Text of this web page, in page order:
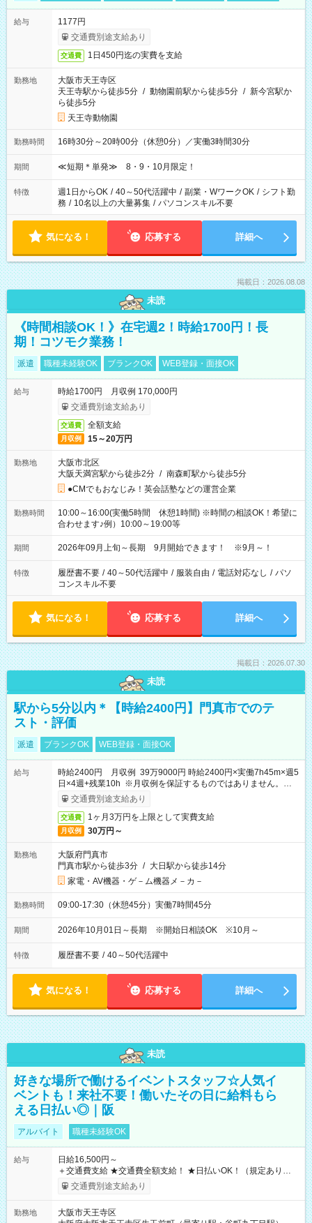
給与
1177円
交通費別途支給あり
交通費 1日450円迄の実費を支給
勤務地
大阪市天王寺区
天王寺駅から徒歩5分 / 動物園前駅から徒歩5分 / 新今宮駅か
ら徒歩5分
天王寺動物園
勤務時間 16時30分～20時00分（休憩0分）／実働3時間30分
期間 ≪短期＊単発≫ 8・9・10月限定！
特徴 週1日からOK / 40～50代活躍中 / 副業・WワークOK / シフト勤
務 / 10名以上の大量募集 / パソコンスキル不要
気になる！ 応募する 詳細へ
掲載日：2026.08.08
未読
《時間相談OK！》在宅週2！時給1700円！長
期！コツモク業務！
派遣 職種未経験OK ブランクOK WEB登録・面接OK
給与
時給1700円 月収例 170,000円
交通費別途支給あり
交通費 全額支給
月収例 15～20万円
勤務地
大阪市北区
大阪天満宮駅から徒歩2分 / 南森町駅から徒歩5分
●CMでもおなじみ！英会話塾などの運営企業
勤務時間
10:00～16:00(実働5時間 休憩1時間) ※時間の相談OK！希望に
合わせます♪例）10:00～19:00等
期間 2026年09月上旬～長期 9月開始できます！ ※9月～！
特徴 履歴書不要 / 40～50代活躍中 / 服装自由 / 電話対応なし / パソ
コンスキル不要
気になる！ 応募する 詳細へ
掲載日：2026.07.30
未読
駅から5分以内＊【時給2400円】門真市でのテ
スト・評価
派遣 ブランクOK WEB登録・面接OK
給与
時給2400円 月収例 39万9000円 時給2400円×実働7h45m×週5
日×4週+残業10h ※月収例を保証するものではありません。※給
与即受取りサービス利用可（利用条件有）
交通費別途支給あり
交通費 1ヶ月3万円を上限として実費支給
月収例 30万円～
勤務地
大阪府門真市
門真市駅から徒歩3分 / 大日駅から徒歩14分
家電・AV機器・ゲ－ム機器メ－カ－
勤務時間 09:00-17:30（休憩45分）実働7時間45分
期間 2026年10月01日～長期 ※開始日相談OK ※10月～
特徴 履歴書不要 / 40～50代活躍中
気になる！ 応募する 詳細へ
未読
好きな場所で働けるイベントスタッフ☆人気イ
ベントも！来社不要！働いたその日に給料もら
える日払い◎｜阪
アルバイト 職種未経験OK
給与
日給16,500円～
＋交通費支給 ★交通費全額支給！ ★日払いOK！（規定あり） ┗
働いたその日に現金GET♪ お仕事後はコンビニATMから 日払
交通費別途支給あり
勤務地
大阪市天王寺区